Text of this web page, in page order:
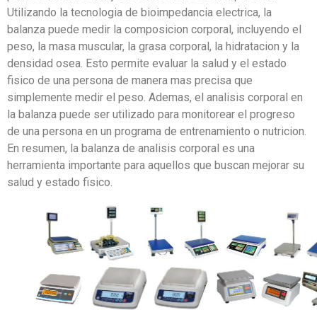
Utilizando la tecnologia de bioimpedancia electrica, la
balanza puede medir la composicion corporal, incluyendo el
peso, la masa muscular, la grasa corporal, la hidratacion y la
densidad osea. Esto permite evaluar la salud y el estado
fisico de una persona de manera mas precisa que
simplemente medir el peso. Ademas, el analisis corporal en
la balanza puede ser utilizado para monitorear el progreso
de una persona en un programa de entrenamiento o nutricion.
En resumen, la balanza de analisis corporal es una
herramienta importante para aquellos que buscan mejorar su
salud y estado fisico.